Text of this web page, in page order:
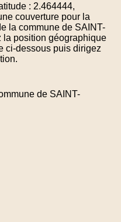
: 2.464444,
couverture pour la
la commune de SAINT-
la position géographique
ci-dessous puis dirigez
de SAINT-